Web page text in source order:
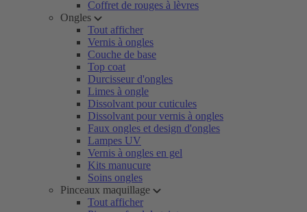
Coffret de rouges à lèvres
Ongles
Tout afficher
Vernis à ongles
Couche de base
Top coat
Durcisseur d'ongles
Limes à ongle
Dissolvant pour cuticules
Dissolvant pour vernis à ongles
Faux ongles et design d'ongles
Lampes UV
Vernis à ongles en gel
Kits manucure
Soins ongles
Pinceaux maquillage
Tout afficher